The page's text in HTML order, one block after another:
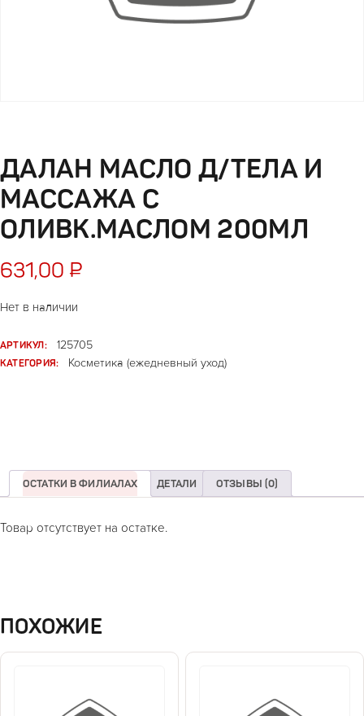
ДАЛАН МАСЛО Д/ТЕЛА И
МАССАЖА С
ОЛИВК.МАСЛОМ 200МЛ
631,00 ₽
Нет в наличии
АРТИКУЛ:
125705
КАТЕГОРИЯ:
Косметика (ежедневный уход)
ОСТАТКИ В ФИЛИАЛАХ ДЕТАЛИ ОТЗЫВЫ (0)
Товар отсутствует на остатке.
ПОХОЖИЕ